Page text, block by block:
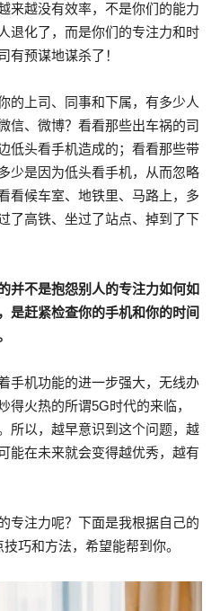
来越没有效率，不是你们的能力
退化了，而是你们的专注力和时
有预谋地谋杀了！
的上司、同事和下属，有多少人
信、微博？看看那些出车祸的司
低头看手机造成的；看看那些带
少是因为低头看手机，从而忽略
看候车室、地铁里、马路上，多
了高铁、坐过了站点、掉到了下
并不是抱怨别人的专注力如何如
是赶紧检查你的手机和你的时间
手机功能的进一步强大，无线办
得火热的所谓5G时代的来临，
所以，越早意识到这个问题，越
能在未来就会变得越优秀，越有
专注力呢？下面是我根据自己的
巧和方法，希望能帮到你。